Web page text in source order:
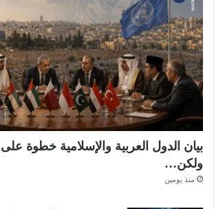
بيان الدول العربية والإسلامية خطوة
ولكن…
منذ يومين